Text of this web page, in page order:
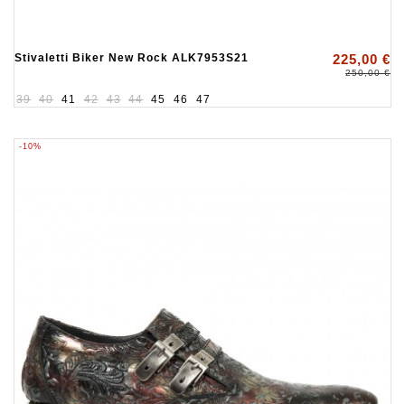
Stivaletti Biker New Rock ALK7953S21 225,00 €
250,00 €
39 40 41 42 43 44 45 46 47
-10%